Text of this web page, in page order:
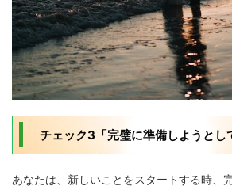
チェック3「完璧に準備しようとし
あなたは、新しいことをスタートする時、